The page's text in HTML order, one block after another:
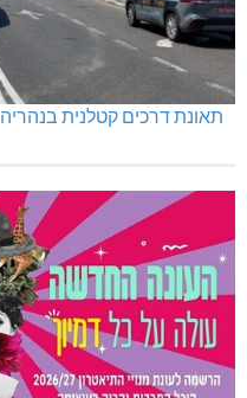
תאונת דרכים קטלנית בנהריה